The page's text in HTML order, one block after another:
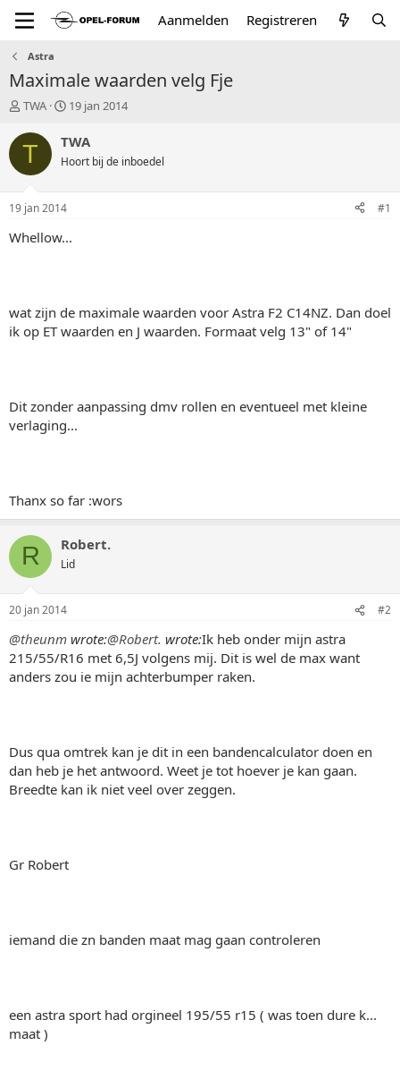
Aanmelden Registreren
Astra
Maximale waarden velg Fje
T
p
i
t
a
r
TWA
S
a
t
19 jan 2014
T TWA
Hoort bij de inboedel
19 jan 2014 #1
Whellow...
wat zijn de maximale waarden voor Astra F2 C14NZ. Dan doel
ik op ET waarden en J waarden. Formaat velg 13" of 14"
Dit zonder aanpassing dmv rollen en eventueel met kleine
verlaging...
Thanx so far :wors
R Robert.
Lid
20 jan 2014 #2
@theunm wrote:@Robert. wrote:Ik heb onder mijn astra
215/55/R16 met 6,5J volgens mij. Dit is wel de max want
anders zou ie mijn achterbumper raken.
Dus qua omtrek kan je dit in een bandencalculator doen en
dan heb je het antwoord. Weet je tot hoever je kan gaan.
Breedte kan ik niet veel over zeggen.
Gr Robert
iemand die zn banden maat mag gaan controleren
een astra sport had orgineel 195/55 r15 ( was toen dure k...
maat )